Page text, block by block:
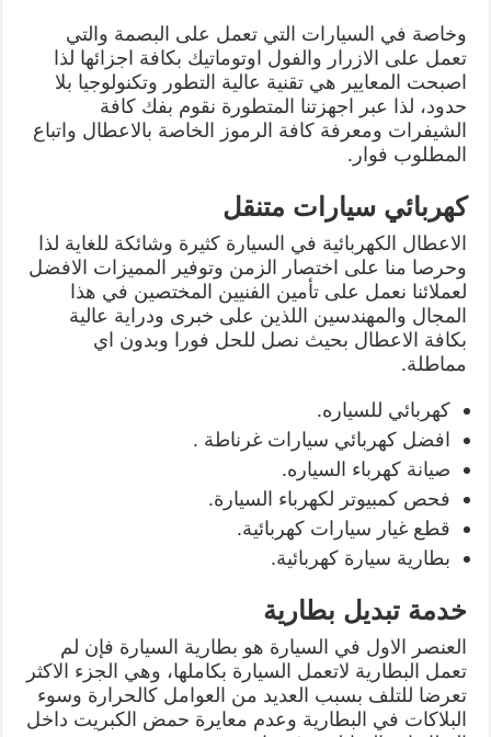
وخاصة في السيارات التي تعمل على البصمة والتي
تعمل على الازرار والفول اوتوماتيك بكافة اجزائها لذا
اصبحت المعايير هي تقنية عالية التطور وتكنولوجيا بلا
حدود، لذا عبر اجهزتنا المتطورة نقوم بفك كافة
الشيفرات ومعرفة كافة الرموز الخاصة بالاعطال واتباع
المطلوب فوار.
كهربائي سيارات متنقل
الاعطال الكهربائية في السيارة كثيرة وشائكة للغاية لذا
وحرصا منا على اختصار الزمن وتوفير المميزات الافضل
لعملائنا نعمل على تأمين الفنيين المختصين في هذا
المجال والمهندسين اللذين على خبرى ودراية عالية
بكافة الاعطال بحيث نصل للحل فورا وبدون اي
مماطلة.
كهربائي للسياره.
افضل كهربائي سيارات غرناطة .
صيانة كهرباء السياره.
فحص كمبيوتر لكهرباء السيارة.
قطع غيار سيارات كهربائية.
بطارية سيارة كهربائية.
خدمة تبديل بطارية
العنصر الاول في السيارة هو بطارية السيارة فإن لم
تعمل البطارية لاتعمل السيارة بكاملها، وهي الجزء الاكثر
تعرضا للتلف بسبب العديد من العوامل كالحرارة وسوء
البلاكات في البطارية وعدم معايرة حمض الكبريت داخل